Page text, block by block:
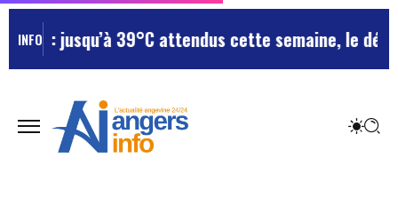
INFO
: jusqu’à 39°C attendus cette semaine, le